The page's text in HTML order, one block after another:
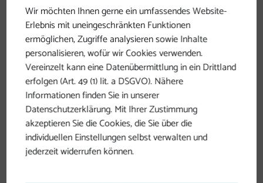
Schärding – Stadt der
Schätze
Bunte Fassaden, der ruhige Inn und ein
Lebensgefühl zwischen Geschichte und
Genuss: Mit der Initiative “Stadt der Schätze”
wird die barocke Altstadt zum Erlebnis für
alle Sinne – mit versteckten Plätzen,
Wir möchten Ihnen gerne ein umfassendes Website-
Erlebnis mit uneingeschränkten Funktionen
ermöglichen, Zugriffe analysieren sowie Inhalte
personalisieren, wofür wir Cookies verwenden.
Vereinzelt kann eine Datenübermittlung in ein Drittland
erfolgen (Art. 49 (1) lit. a DSGVO). Nähere
Informationen finden Sie in unserer
Datenschutzerklärung. Mit Ihrer Zustimmung
akzeptieren Sie die Cookies, die Sie über die
individuellen Einstellungen selbst verwalten und
jederzeit widerrufen können.